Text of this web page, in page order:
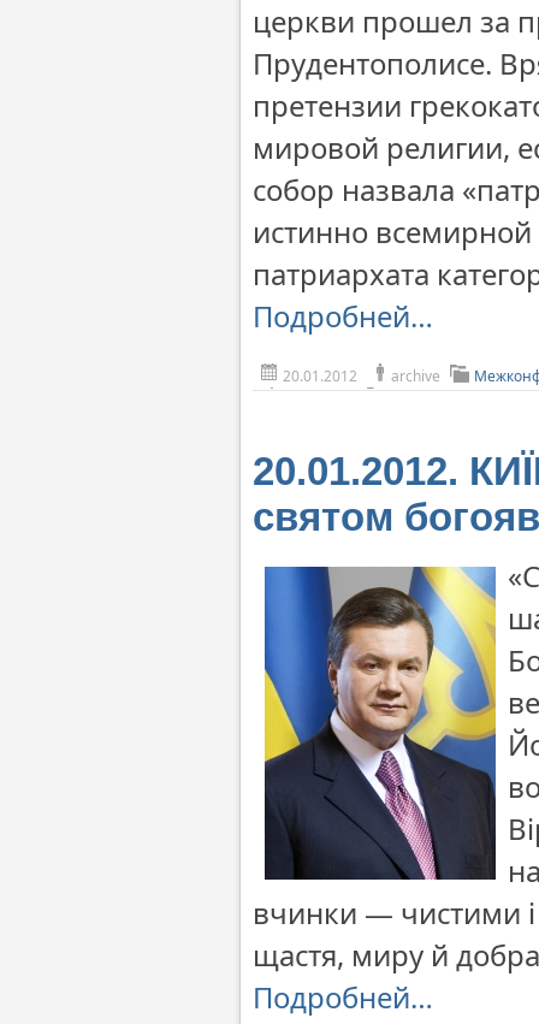
церкви прошел за
Прудентополисе.
претензии
мировой религии,
собор назвала
истинно всемирной
патриархата
Подробней…
20.01.2012 archive
20.01.2012.
святом
вчинки — чистими
щастя, миру й
Подробней…